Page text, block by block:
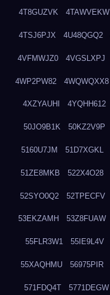
4T8GUZVK 4TAWVEKW
4TSJ6PJX 4U48QGQ2
4VFMWJZ0 4VGSLXPJ
4WP2PW82 4WQWQXX8
4XZYAUHI 4YQHH612
50JO9B1K 50KZ2V9P
5160U7JM 51D7XGKL
51ZE8MKB 522X4O28
52SYO0Q2 52TPECFV
53EKZAMH 53Z8FUAW
55FLR3W1 55IE9L4V
55XAQHMU 56975PIR
571FDQ4T 5771DEGW